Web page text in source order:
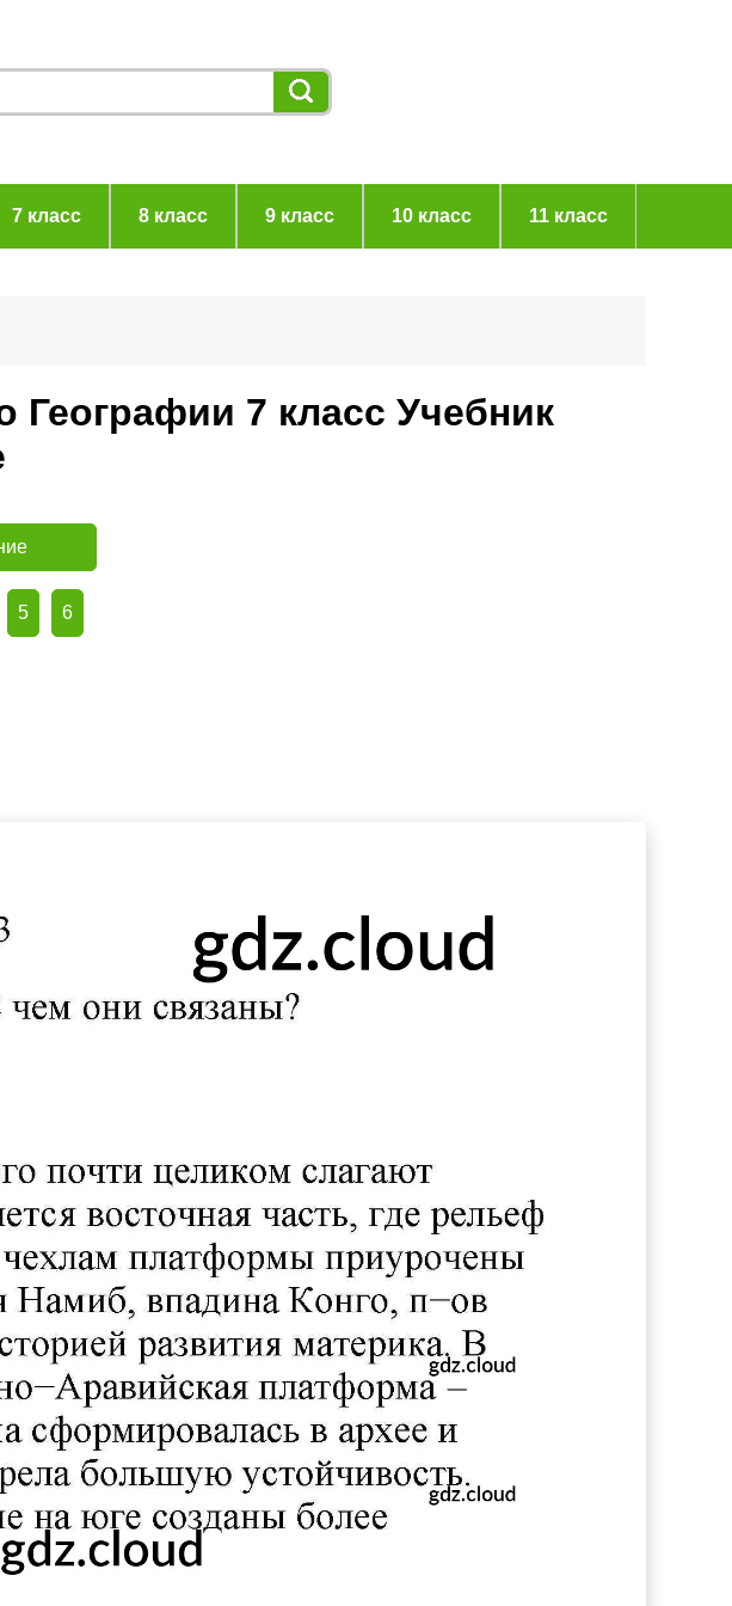
7 класс 8 класс 9 класс 10 класс 11 класс
7 класс Учебник
5 6